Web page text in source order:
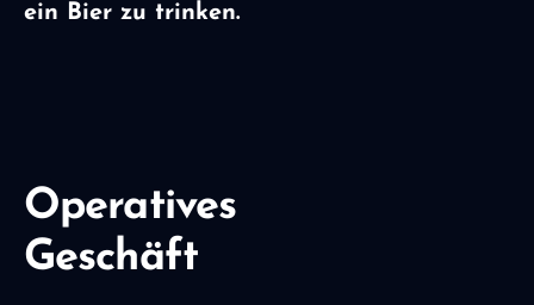
ein Bier zu trinken.
Operatives
Geschäft